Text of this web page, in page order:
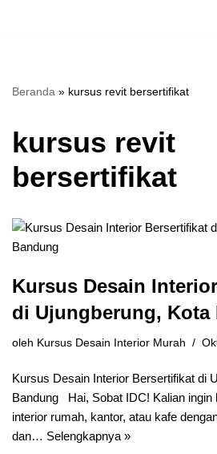
Beranda » kursus revit bersertifikat
kursus revit
bersertifikat
Kursus Desain
di Ujungberung, Kota
oleh Kursus Desain Interior Murah
Kursus Desain Interior Bersertifikat di
Bandung Hai, Sobat IDC! Kalian ingin
interior rumah, kantor, atau kafe
dan… Selengkapnya »